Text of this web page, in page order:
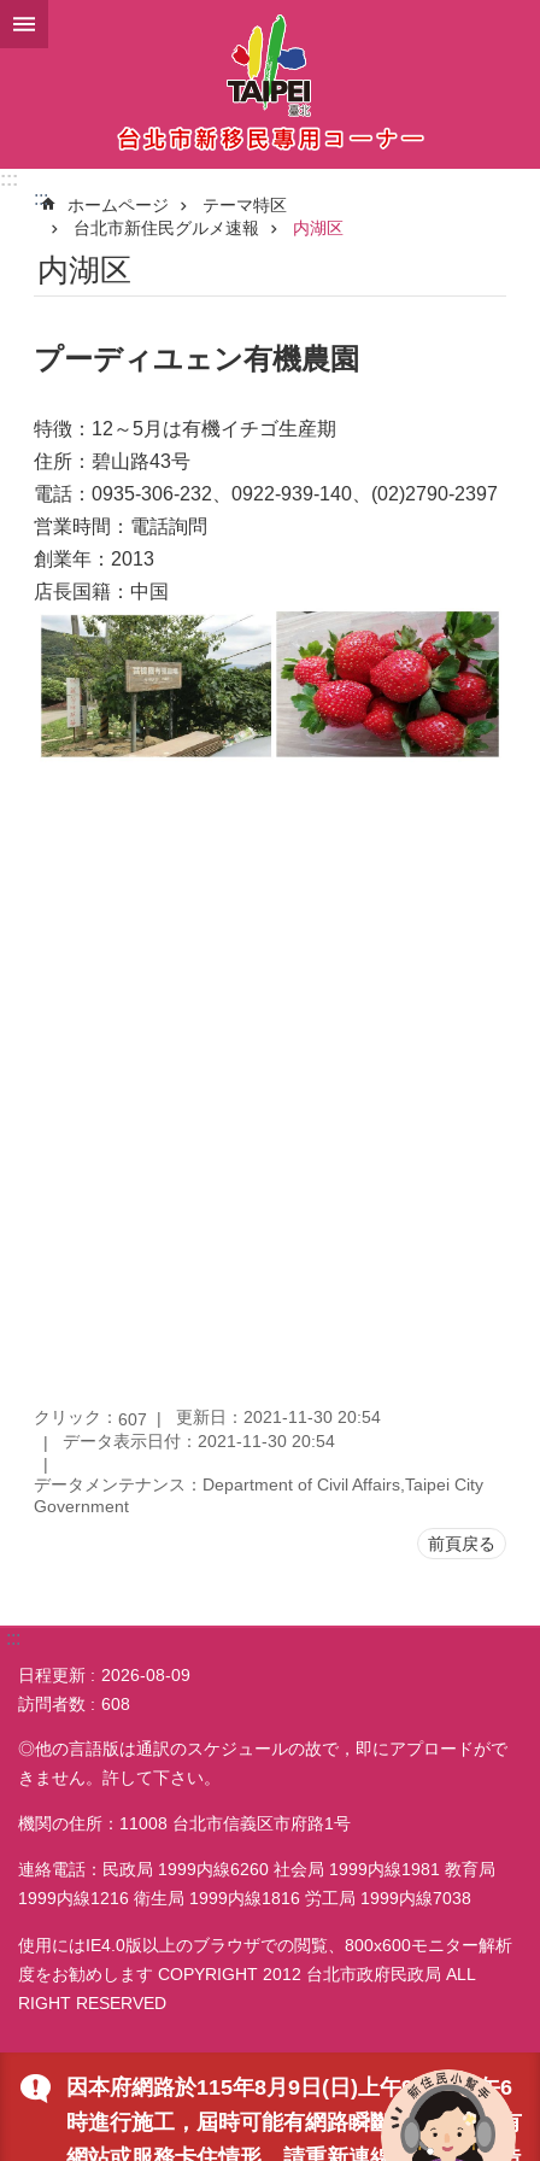
メインコンテンツブロックにスキップ
:::
因本府網路於115年8月9日(日)上午9時至下午6
時進行施工，屆時可能有網路瞬斷之情形，若有
::: ホームページ
テーマ特区
台北市新住民グルメ速報
内湖区
内湖区
プーディユェン有機農園
特徴：12～5月は有機イチゴ生産期
住所：碧山路43号
電話：0935-306-232、0922-939-140、(02)2790-2397
営業時間：電話詢問
創業年：2013
店長国籍：中国
クリック： 607
更新日：2021-11-30 20:54
データ表示日付：2021-11-30 20:54
データメンテナンス：Department of Civil Affairs,Taipei City
Government
前頁戻る
:::
日程更新
2026-08-09
訪問者数
608
◎他の言語版は通訳のスケジュールの故で，即にアプロードがで
きません。許して下さい。
機関の住所：11008 台北市信義区市府路1号
連絡電話：民政局 1999内線6260 社会局 1999内線1981 教育局
1999内線1216 衛生局 1999内線1816 労工局 1999内線7038
使用にはIE4.0版以上のブラウザでの閲覧、800x600モニター解析
度をお勧めします COPYRIGHT 2012 台北市政府民政局 ALL
RIGHT RESERVED